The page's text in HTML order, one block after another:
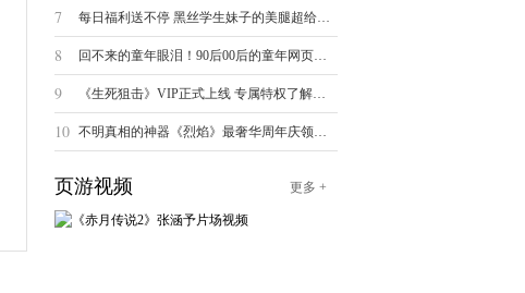
7 每日福利送不停 黑丝学生妹子的美腿超给力诱惑
8 回不来的童年眼泪！90后00后的童年网页游戏大盘点
9 《生死狙击》VIP正式上线 专属特权了解一下
10 不明真相的神器《烈焰》最奢华周年庆领跑全球
页游视频 更多 +